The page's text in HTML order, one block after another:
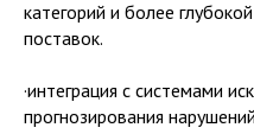
категорий и более
поставок.
·интеграция с системами
прогнозирования